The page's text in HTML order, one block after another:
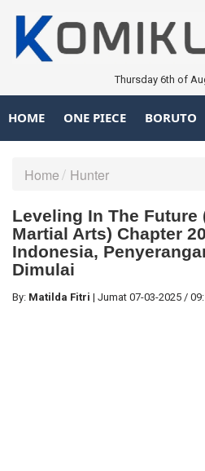
Thursday 6th of
HOME ONE PIECE BORUTO
Home Hunter
Leveling In The Future
Martial Arts) Chapter
Indonesia,
Dimulai
By: Matilda Fitri | Jumat 07-03-2025 /